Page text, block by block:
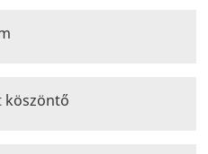
köszöntő